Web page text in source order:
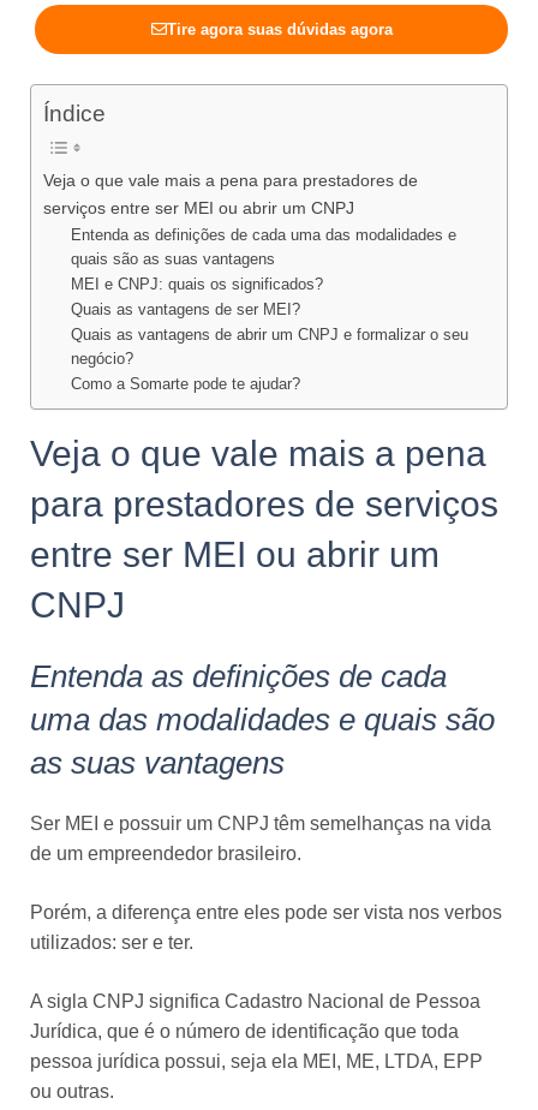
Tire agora suas dúvidas agora
Índice
Veja o que vale mais a pena para prestadores de
serviços entre ser MEI ou abrir um CNPJ
Entenda as definições de cada uma das modalidades e
quais são as suas vantagens
MEI e CNPJ: quais os significados?
Quais as vantagens de ser MEI?
Quais as vantagens de abrir um CNPJ e formalizar o seu
negócio?
Como a Somarte pode te ajudar?
Veja o que vale mais a pena
para prestadores de serviços
entre ser MEI ou abrir um
CNPJ
Entenda as definições de cada
uma das modalidades e quais são
as suas vantagens
Ser MEI e possuir um CNPJ têm semelhanças na vida
de um empreendedor brasileiro.
Porém, a diferença entre eles pode ser vista nos verbos
utilizados: ser e ter.
A sigla CNPJ significa Cadastro Nacional de Pessoa
Jurídica, que é o número de identificação que toda
pessoa jurídica possui, seja ela MEI, ME, LTDA, EPP
ou outras.